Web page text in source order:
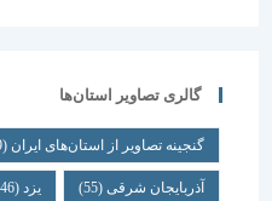
گالری تصاویر استان‌ها
گنجینه تصاویر از استان‌های ایران(599)
آذربایجان شرقی(55) یزد